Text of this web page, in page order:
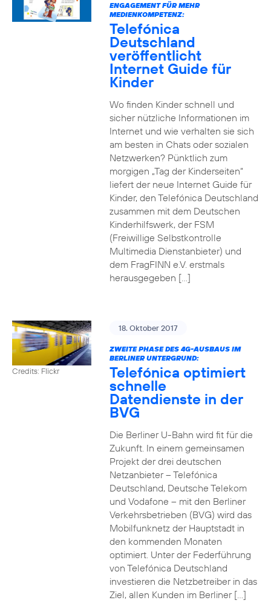
ENGAGEMENT FÜR MEHR
MEDIENKOMPETENZ:
Telefónica
Deutschland
veröffentlicht
Internet Guide für
Kinder
Wo finden Kinder schnell und
sicher nützliche Informationen im
Internet und wie verhalten sie sich
am besten in Chats oder sozialen
Netzwerken? Pünktlich zum
morgigen „Tag der Kinderseiten“
liefert der neue Internet Guide für
Kinder, den Telefónica Deutschland
zusammen mit dem Deutschen
Kinderhilfswerk, der FSM
(Freiwillige Selbstkontrolle
Multimedia Dienstanbieter) und
dem FragFINN e.V. erstmals
herausgegeben […]
Credits: Flickr
18. Oktober 2017
ZWEITE PHASE DES 4G-AUSBAUS IM
BERLINER UNTERGRUND:
Telefónica optimiert
schnelle
Datendienste in der
BVG
Die Berliner U-Bahn wird fit für die
Zukunft. In einem gemeinsamen
Projekt der drei deutschen
Netzanbieter – Telefónica
Deutschland, Deutsche Telekom
und Vodafone – mit den Berliner
Verkehrsbetrieben (BVG) wird das
Mobilfunknetz der Hauptstadt in
den kommenden Monaten
optimiert. Unter der Federführung
von Telefónica Deutschland
investieren die Netzbetreiber in das
Ziel, allen Kunden im Berliner […]